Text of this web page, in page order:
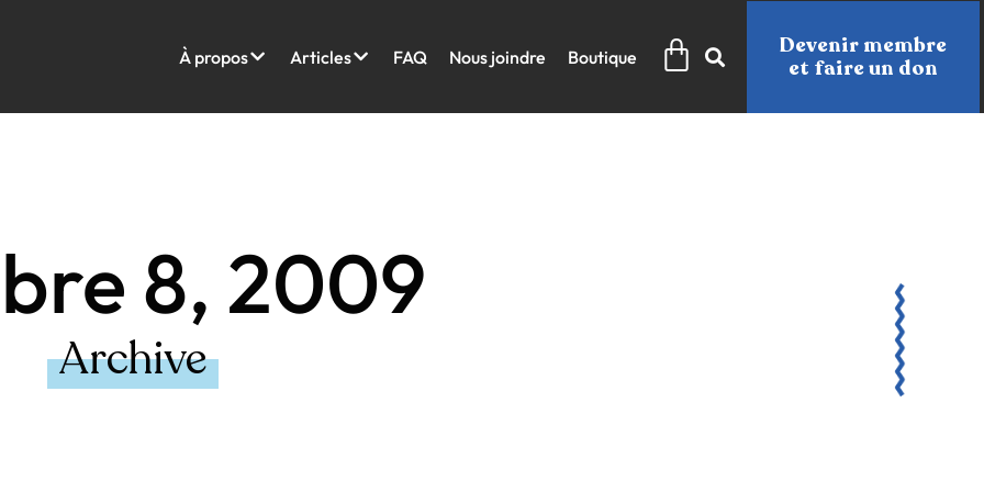
À propos Articles FAQ Nous joindre Boutique Panier
Devenir membre
et faire un don
8, 2009
Archive